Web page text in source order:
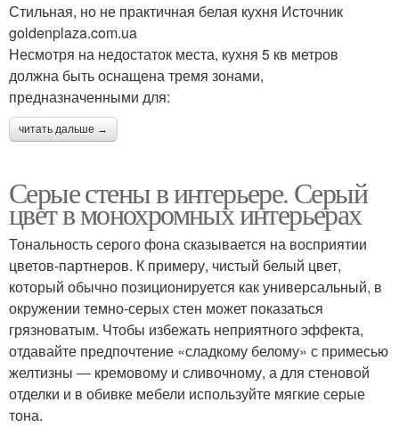
Стильная, но не практичная белая кухня Источник
goldenplaza.com.ua
Несмотря на недостаток места, кухня 5 кв метров
должна быть оснащена тремя зонами,
предназначенными для:
читать дальше →
Серые стены в интерьере. Серый
цвет в монохромных интерьерах
Тональность серого фона сказывается на восприятии
цветов-партнеров. К примеру, чистый белый цвет,
который обычно позиционируется как универсальный, в
окружении темно-серых стен может показаться
грязноватым. Чтобы избежать неприятного эффекта,
отдавайте предпочтение «сладкому белому» с примесью
желтизны ― кремовому и сливочному, а для стеновой
отделки и в обивке мебели используйте мягкие серые
тона.